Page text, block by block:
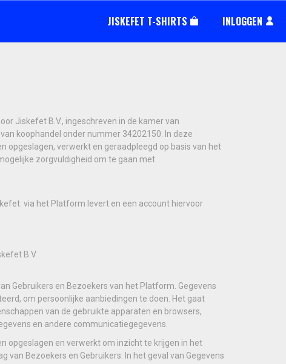
JISKEFET T-SHIRTS INLOGGEN
Jiskefet B.V., ingeschreven in de kamer van
koophandel onder nummer 34202150. In deze
opgeslagen, verwerkt en geraadpleegd op basis van het
zorgvuldigheid om te gaan met
via het Platform levert en een account hiervoor
B.V.
Gebruikers en Bezoekers van het Platform. Gegevens
om persoonlijke aanbiedingen te doen. Het gaat
van de gebruikte apparaten en browsers,
en andere communicatiegegevens.
opgeslagen en verwerkt om inzicht te krijgen in het
Bezoekers en Gebruikers. In het geval van Gegevens